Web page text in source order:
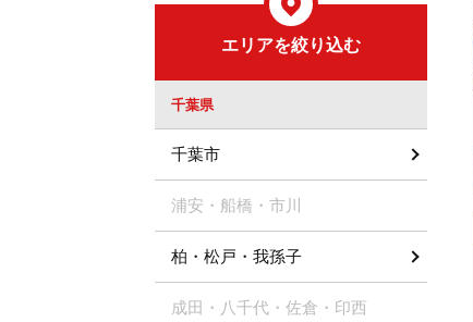
エリアを絞り込む
千葉県
千葉市
浦安・船橋・市川
柏・松戸・我孫子
成田・八千代・佐倉・印西